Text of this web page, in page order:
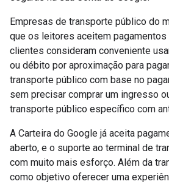
Empresas de transporte público do
que os leitores aceitem
clientes consideram conveniente
ou débito por aproximação para
transporte público com base no
sem precisar comprar um ingresso
transporte público específico com
A Carteira do Google já aceita
aberto, e o suporte ao terminal de
com muito mais esforço. Além da
como objetivo oferecer uma